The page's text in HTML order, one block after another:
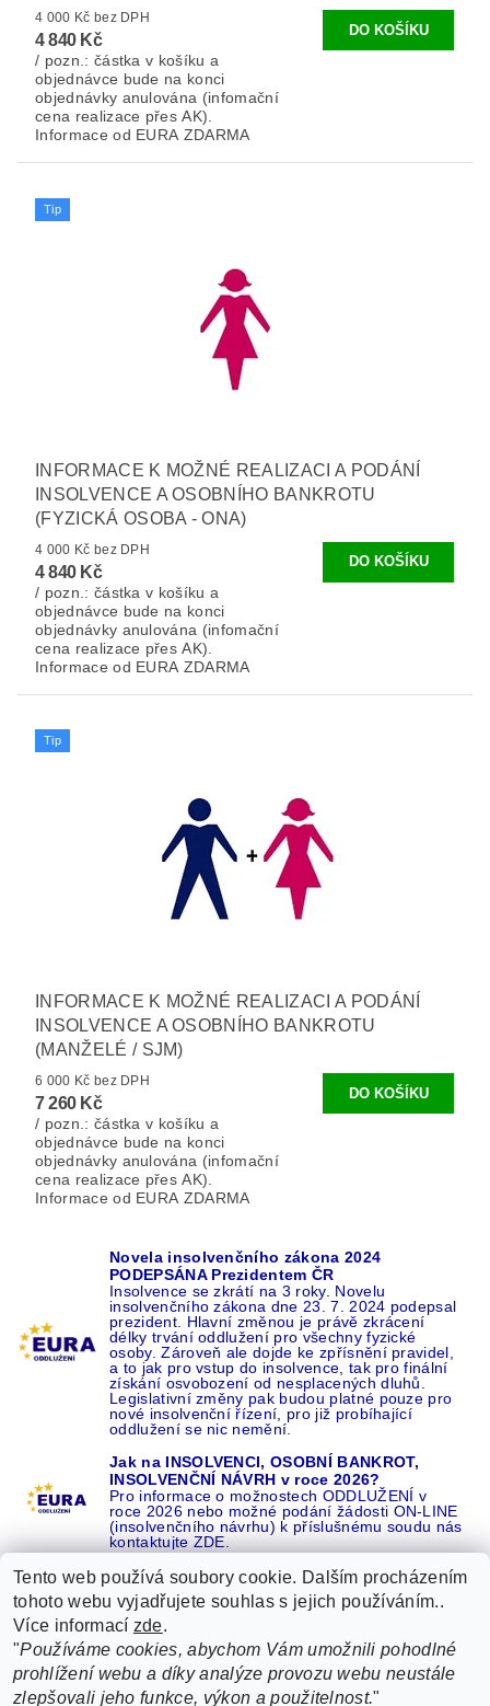
4 000 Kč bez DPH
4 840 Kč
/ pozn.: částka v košíku a
objednávce bude na konci
objednávky anulována (infomační
cena realizace přes AK).
Informace od EURA ZDARMA
Tip
INFORMACE K MOŽNÉ REALIZACI A PODÁNÍ
INSOLVENCE A OSOBNÍHO BANKROTU
(FYZICKÁ OSOBA - ONA)
4 000 Kč bez DPH
4 840 Kč
/ pozn.: částka v košíku a
objednávce bude na konci
objednávky anulována (infomační
cena realizace přes AK).
Informace od EURA ZDARMA
Tip
INFORMACE K MOŽNÉ REALIZACI A PODÁNÍ
INSOLVENCE A OSOBNÍHO BANKROTU
(MANŽELÉ / SJM)
6 000 Kč bez DPH
7 260 Kč
/ pozn.: částka v košíku a
objednávce bude na konci
objednávky anulována (infomační
cena realizace přes AK).
Informace od EURA ZDARMA
Novela insolvenčního zákona 2024
PODEPSÁNA Prezidentem ČR
Insolvence se zkrátí na 3 roky. Novelu
insolvenčního zákona dne 23. 7. 2024 podepsal
prezident. Hlavní změnou je právě zkrácení
délky trvání oddlužení pro všechny fyzické
osoby. Zároveň ale dojde ke zpřísnění pravidel,
a to jak pro vstup do insolvence, tak pro finální
získání osvobození od nesplacených dluhů.
Legislativní změny pak budou platné pouze pro
nové insolvenční řízení, pro již probíhající
oddlužení se nic nemění.
Jak na INSOLVENCI, OSOBNÍ BANKROT,
INSOLVENČNÍ NÁVRH v roce 2026?
Pro informace o možnostech ODDLUŽENÍ v
roce 2026 nebo možné podání žádosti ON-LINE
(insolvenčního návrhu) k příslušnému soudu nás
kontaktujte ZDE.
Recenze o NÁS na GOOGLE 16 let REFERENCÍ v celé ČR |
Recenze o NÁS na SEZNAMU |
ŽÁDEJTE život BEZ DLUHŮ nebo EXEKUCÍ ZDE
Tento web používá soubory cookie. Dalším procházením
tohoto webu vyjadřujete souhlas s jejich používáním..
Více informací zde.
"Používáme cookies, abychom Vám umožnili pohodlné
prohlížení webu a díky analýze provozu webu neustále
zlepšovali jeho funkce, výkon a použitelnost."